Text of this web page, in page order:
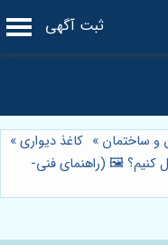
ثبت آگهی
و ساختمان » کاغذ دیواری»
کنیم؟ 🖼️ (راهنمای فنی-